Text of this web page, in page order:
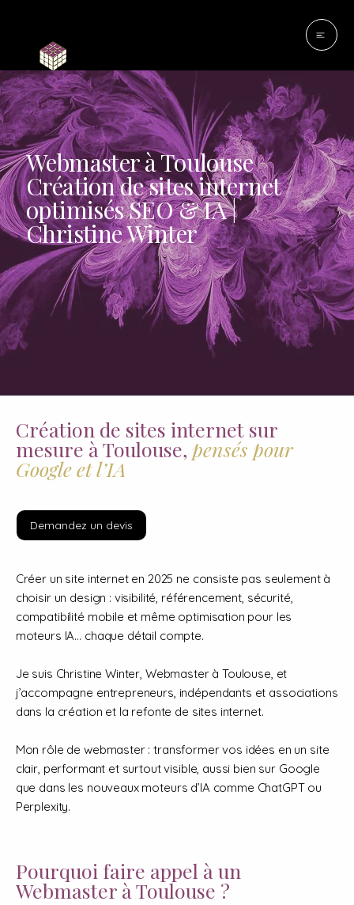
Webmaster à Toulouse
Création de sites internet
optimisés SEO & IA |
Christine Winter
Création de sites internet sur
mesure à Toulouse, pensés pour
Google et l’IA
Demandez un devis
Créer un site internet en 2025 ne consiste pas seulement à
choisir un design : visibilité, référencement, sécurité,
compatibilité mobile et même optimisation pour les
moteurs IA… chaque détail compte.
Je suis Christine Winter, Webmaster à Toulouse, et
j’accompagne entrepreneurs, indépendants et associations
dans la création et la refonte de sites internet.
Mon rôle de webmaster : transformer vos idées en un site
clair, performant et surtout visible, aussi bien sur Google
que dans les nouveaux moteurs d’IA comme ChatGPT ou
Perplexity.
Pourquoi faire appel à un
Webmaster à Toulouse ?